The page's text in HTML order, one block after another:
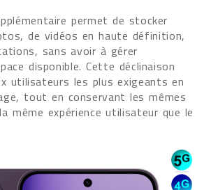
permet de stocker
de vidéos en haute définition,
sans avoir à gérer
disponible. Cette déclinaison
utilisateurs les plus exigeants en
tout en conservant les mêmes
même expérience utilisateur que le